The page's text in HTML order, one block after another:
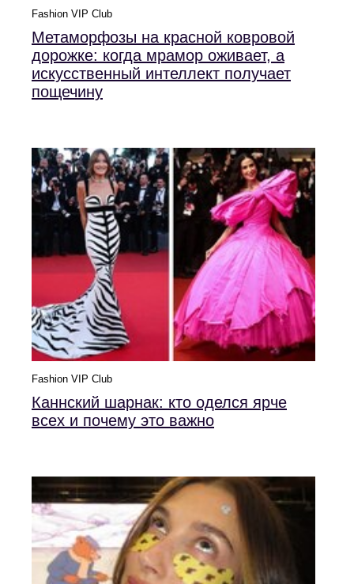
Fashion VIP Club
Метаморфозы на красной ковровой
дорожке: когда мрамор оживает, а
искусственный интеллект получает
пощечину
Fashion VIP Club
Каннский шарнак: кто оделся ярче
всех и почему это важно